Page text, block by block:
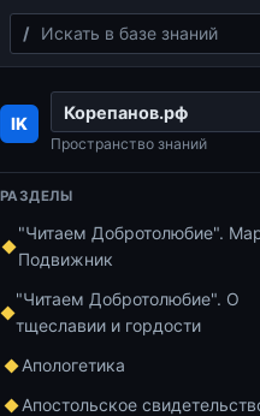
Поиск
IK
Корепанов.рф
Пространство знаний
РАЗДЕЛЫ
"Читаем Добротолюбие".
Подвижник
"Читаем Добротолюбие". О
тщеславии и гордости
Апологетика
Апостольское
Главная
Курс по Ветхому
Лекция 46.2. Книга
Курс по Ветхому Завету
Лекция